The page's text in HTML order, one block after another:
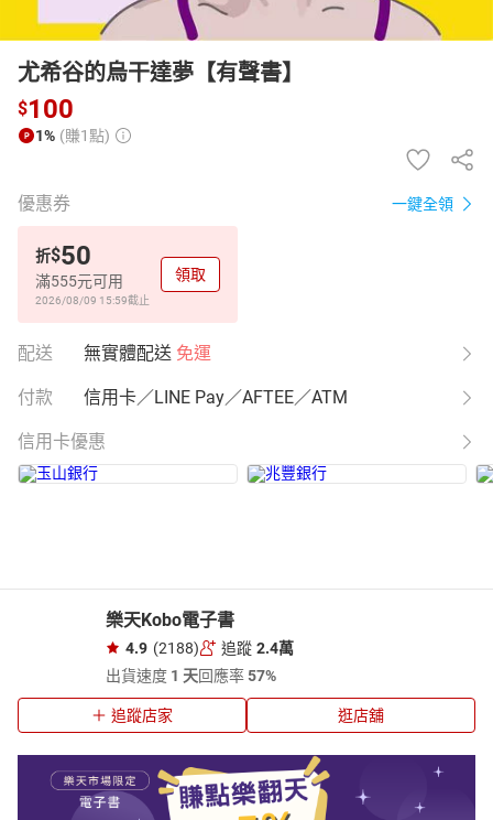
尤希谷的烏干達夢【有聲書】
$100
1% (賺1點)
優惠券 一鍵全領
折$50
滿555元可用
2026/08/09 15:59截止
領取
配送 無實體配送 免運
付款 信用卡／LINE Pay／AFTEE／ATM
信用卡優惠
樂天Kobo電子書
4.9 (2188) 追蹤 2.4萬
出貨速度 1 天回應率57%
追蹤店家 逛店舖